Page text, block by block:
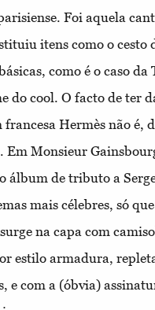
Foi aquela
itens como o cesto
como é o caso da
do cool. O facto de ter
Hermès não é,
Em Monsieur
álbum de tributo a
mais célebres, só
na capa com
estilo armadura,
e com a (óbvia)